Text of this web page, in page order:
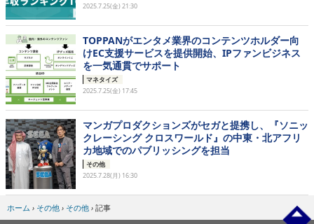
2025.7.25(金) 21:30
TOPPANがエンタメ業界のコンテンツホルダー向
けEC支援サービスを提供開始、IPファンビジネス
を一気通貫でサポート
マネタイズ
2025.7.25(金) 17:45
マンガプロダクションズがセガと提携し、『ソニッ
クレーシング クロスワールド』の中東・北アフリ
カ地域でのパブリッシングを担当
その他
2025.7.28(月) 16:30
ホーム › その他 › その他 › 記事